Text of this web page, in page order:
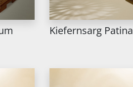
Kiefernsarg Patina